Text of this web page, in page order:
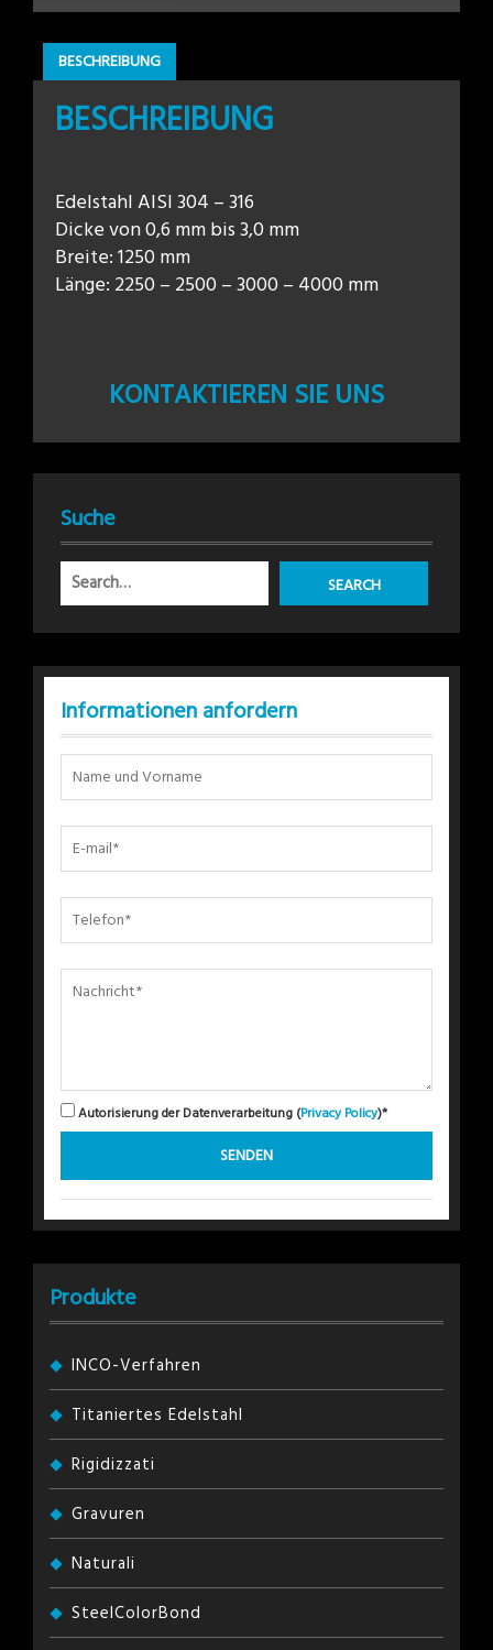
BESCHREIBUNG
BESCHREIBUNG
Edelstahl AISI 304 – 316
Dicke von 0,6 mm bis 3,0 mm
Breite: 1250 mm
Länge: 2250 – 2500 – 3000 – 4000 mm
KONTAKTIEREN SIE UNS
Suche
Informationen anfordern
Autorisierung der Datenverarbeitung (Privacy Policy)*
Produkte
INCO-Verfahren
Titaniertes Edelstahl
Rigidizzati
Gravuren
Naturali
SteelColorBond